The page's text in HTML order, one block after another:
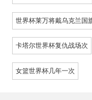
世界杯莱万将戴乌克兰国
卡塔尔世界杯复仇战场次
女篮世界杯几年一次